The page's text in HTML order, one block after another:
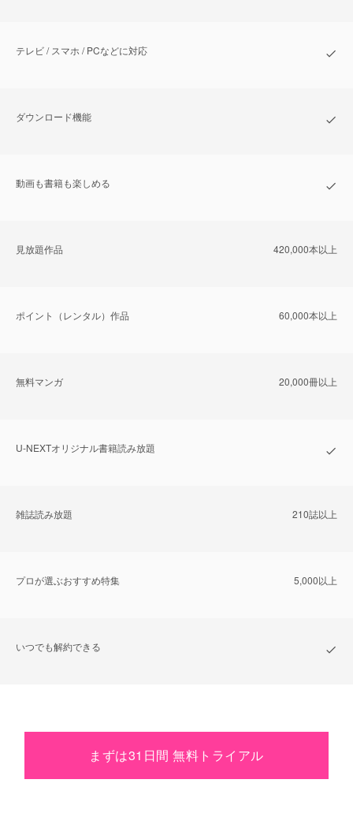
テレビ / スマホ / PCなどに対応
ダウンロード機能
動画も書籍も楽しめる
⾒放題作品 420,000本以上
ポイント（レンタル）作品 60,000本以上
無料マンガ 20,000冊以上
U-NEXTオリジナル書籍読み放題
雑誌読み放題 210誌以上
プロが選ぶおすすめ特集 5,000以上
いつでも解約できる
まずは31日間 無料トライアル